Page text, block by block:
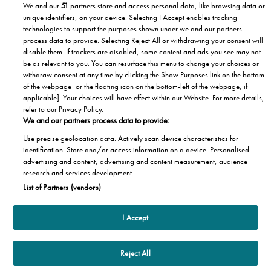
Per saperne di più >
Scorri per maggiori informazioni
Homepage
Perché Stannah
We and our51 partners store and access personal data, like browsing data or
unique identifiers, on your device. Selecting I Accept enables tracking
technologies to support the purposes shown under we and our partners
process data to provide. Selecting Reject All or withdrawing your consent will
disable them. If trackers are disabled, some content and ads you see may not
be as relevant to you. You can resurface this menu to change your choices or
withdraw consent at any time by clicking the Show Purposes link on the bottom
of the webpage [or the floating icon on the bottom-left of the webpage, if
applicable] .Your choices will have effect within our Website. For more details,
refer to our Privacy Policy.
We and our partners process data to provide:
Use precise geolocation data. Actively scan device characteristics for
identification. Store and/or access information on a device. Personalised
advertising and content, advertising and content measurement, audience
research and services development.
List of Partners (vendors)
I Accept
Reject All